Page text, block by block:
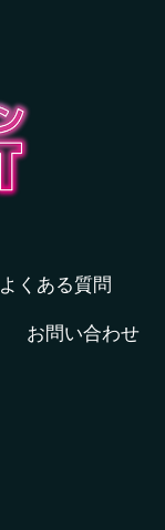
よくある質問
お問い合わせ